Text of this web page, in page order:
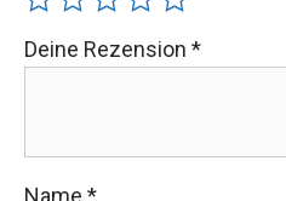
Deine Rezension *
Name *